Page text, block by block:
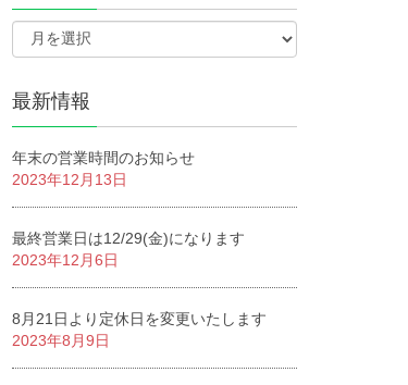
最新情報
年末の営業時間のお知らせ
2023年12月13日
最終営業日は12/29(金)になります
2023年12月6日
8月21日より定休日を変更いたします
2023年8月9日